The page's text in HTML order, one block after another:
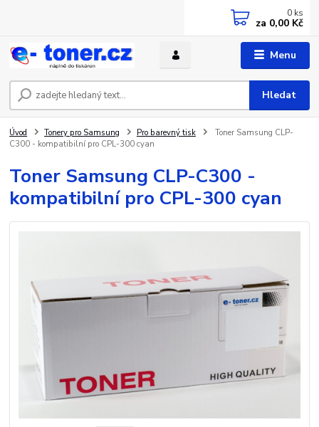
Menu
Hledat
0 ks
za 0,00 Kč
Úvod Tonery pro Samsung Pro barevný tisk
Toner Samsung CLP-
C300 - kompatibilní pro CPL-300 cyan
Toner Samsung CLP-C300 -
kompatibilní pro CPL-300 cyan